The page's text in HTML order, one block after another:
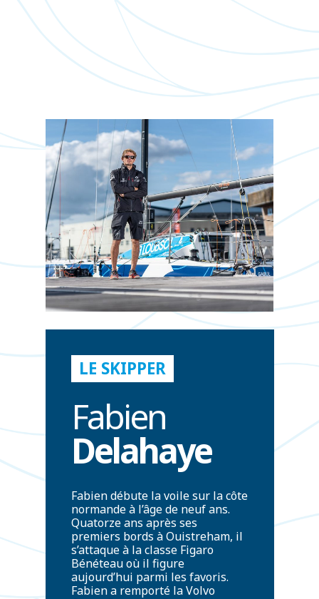
LE SKIPPER
Fabien
Delahaye
Fabien débute la voile sur la côte
normande à l’âge de neuf ans.
Quatorze ans après ses
premiers bords à Ouistreham, il
s’attaque à la classe Figaro
Bénéteau où il figure
aujourd’hui parmi les favoris.
Fabien a remporté la Volvo